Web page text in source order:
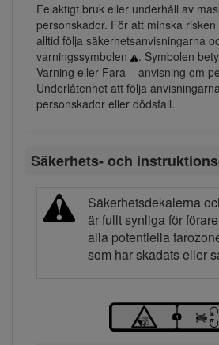
Felaktigt bruk eller underhåll av
personskador. För att minska
alltid följa säkerhetsanvisningarna
varningssymbolen
. Symbolen
Varning eller Fara – anvisning om
Underlåtenhet att följa
personskador eller dödsfall.
Säkerhets- och
Säkerhetsdekalerna
är fullt synliga för
alla potentiella
som har skadats eller